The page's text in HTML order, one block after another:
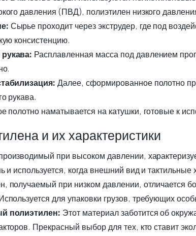
давления (ПВД), полиэтилен низкого
Сырье проходит через экструдер, где под
консистенцию.
Расплавленная масса под давлением
Далее, сформированное полотно
рукава.
полотно наматывается на катушки, готовые к
и их характеристики
при высоком давлении,
и используется, когда внешний вид и
получаемый при низком давлении, отличается
для упаковки грузов, требующих
полиэтилен: Этот материал заботится об
Прекрасный выбор для тех, кто ставит